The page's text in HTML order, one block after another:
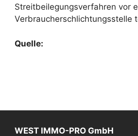
Streitbeilegungsverfahren vor
Verbraucherschlichtungsstelle
Quelle:
WEST IMMO-PRO GmbH